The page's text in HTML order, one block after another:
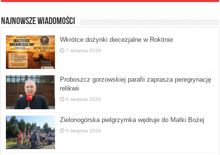
Najnowsze Wiadomości
Wkrótce dożynki diecezjalne w Rokitnie
7 sierpnia 2026
Proboszcz gorzowskiej parafii zaprasza peregrynację
relikwii
6 sierpnia 2026
Zielonogórska pielgrzymka wędruje do Matki Bożej
5 sierpnia 2026